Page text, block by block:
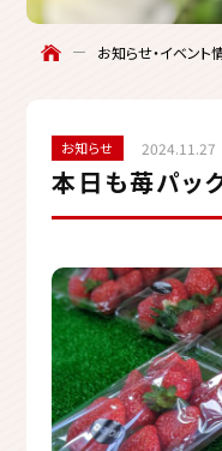
お知らせ・イベント
お知らせ 2024.11.27
本日も苺パッ